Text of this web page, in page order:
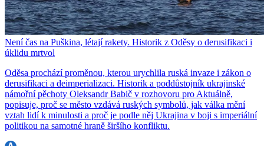
Není čas na Puškina, létají rakety. Historik z Oděsy o derusifikaci i
úklidu mrtvol
Oděsa prochází proměnou, kterou urychlila ruská invaze i zákon o
derusifikaci a deimperializaci. Historik a poddůstojník ukrajinské
námořní pěchoty Oleksandr Babič v rozhovoru pro Aktuálně,
popisuje, proč se město vzdává ruských symbolů, jak válka mění
vztah lidí k minulosti a proč je podle něj Ukrajina v boji s imperiální
politikou na samotné hraně širšího konfliktu.